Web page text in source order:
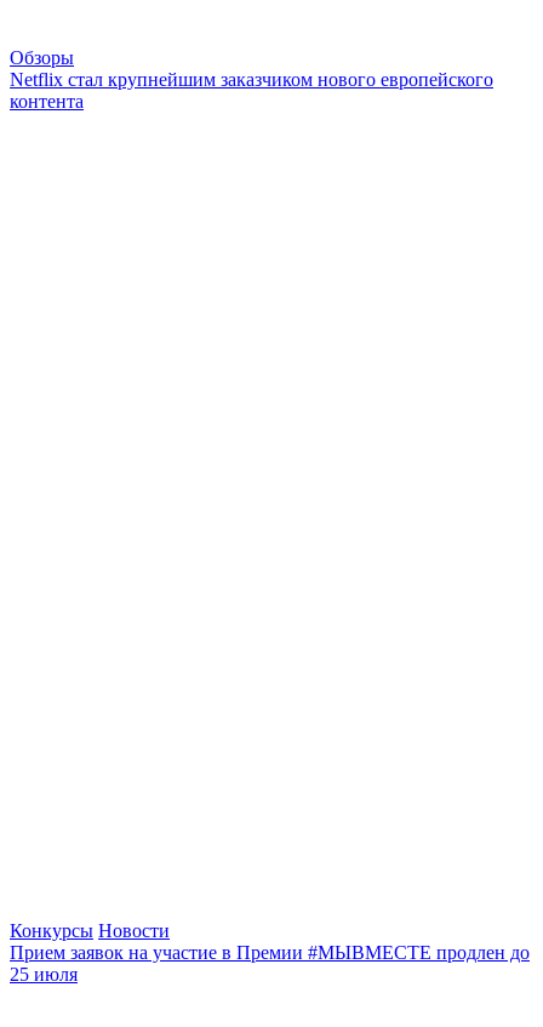
Обзоры
Netflix стал крупнейшим заказчиком нового европейского
контента
Конкурсы Новости
Прием заявок на участие в Премии #МЫВМЕСТЕ продлен до
25 июля